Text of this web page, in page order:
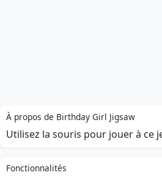
À propos de Birthday Girl Jigsaw
Utilisez la souris pour jouer à ce
Fonctionnalités